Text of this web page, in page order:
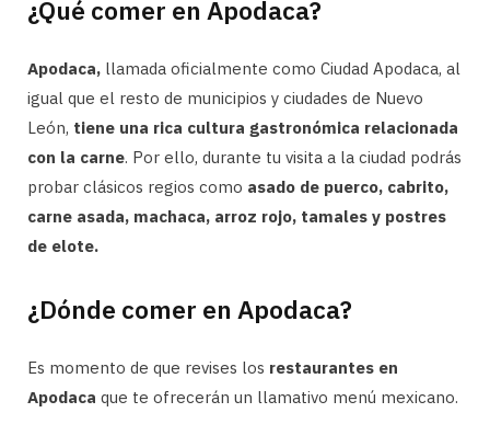
¿Qué comer en Apodaca?
Apodaca, llamada oficialmente como Ciudad Apodaca, al
igual que el resto de municipios y ciudades de Nuevo
León, tiene una rica cultura gastronómica relacionada
con la carne. Por ello, durante tu visita a la ciudad podrás
probar clásicos regios como asado de puerco, cabrito,
carne asada, machaca, arroz rojo, tamales y postres
de elote.
¿Dónde comer en Apodaca?
Es momento de que revises los restaurantes en
Apodaca que te ofrecerán un llamativo menú mexicano.